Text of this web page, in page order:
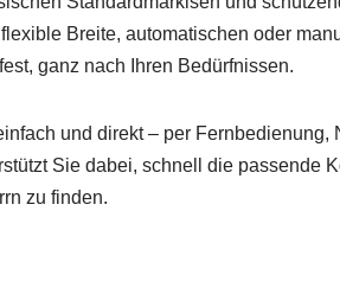
Breite, automatischen oder
ganz nach Ihren Bedürfnissen.
und direkt – per Fernbedienung,
Sie dabei, schnell die passende
zu finden.